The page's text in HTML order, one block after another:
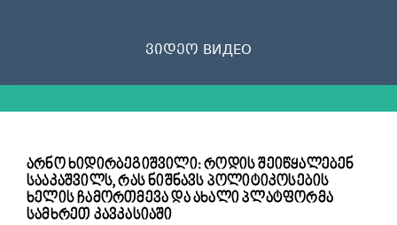
ვიდეო ВИДЕО
არნო ხიდირბეგიშვილი: როდის შეიწყალებენ
სააკაშვილს, რას ნიშნავს პოლიტიკოსების
ხელის ჩამორთმევა და ახალი პლატფორმა
სამხრეთ კავკასიაში